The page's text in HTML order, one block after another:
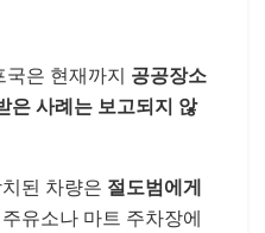
은 현재까지 공공장소
은 사례는 보고되지 않
된 차량은 절도범에게
유소나 마트 주차장에